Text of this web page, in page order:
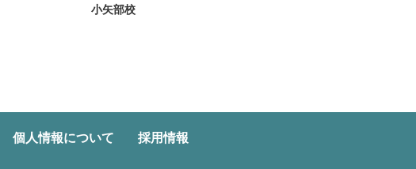
小矢部校
個人情報について 採用情報